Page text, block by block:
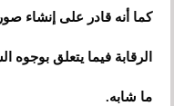
كما أنه قادر على إنشاء
الرقابة فيما يتعلق
ما شابه.